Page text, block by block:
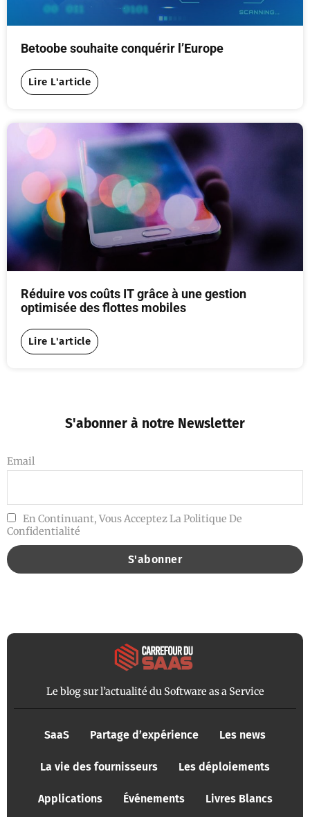
Betoobe souhaite conquérir l’Europe
Lire L'article
Réduire vos coûts IT grâce à une gestion
optimisée des flottes mobiles
Lire L'article
S'abonner à notre Newsletter
Email
En Continuant, Vous Acceptez La Politique De
Confidentialité
Le blog sur l’actualité du Software as a Service
SaaS Partage d’expérience Les news
La vie des fournisseurs Les déploiements
Applications Événements Livres Blancs